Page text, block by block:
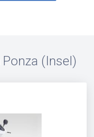
Ponza (Insel)